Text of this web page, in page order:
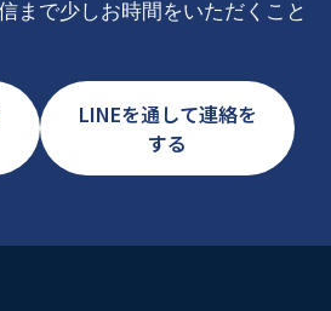
まで少しお時間をいただくこと
LINEを通して連絡を
する